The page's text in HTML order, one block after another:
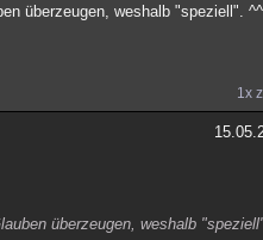
überzeugen, weshalb "speziell". ^^
1x
überzeugen, weshalb